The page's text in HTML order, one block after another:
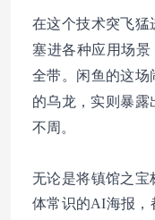
在这个技术突飞
塞进各种应用场景
全带。闲鱼的这
的乌龙，实则暴
不周。
无论是将镇馆之宝
体常识的AI海报，